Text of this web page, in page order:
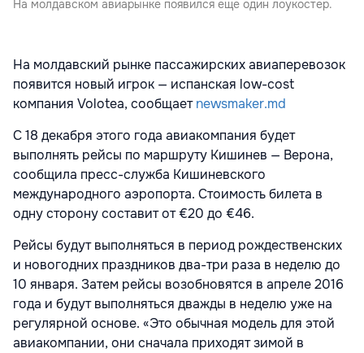
На молдавском авиарынке появился еще один лоукостер.
На молдавский рынке пассажирских авиаперевозок
появится новый игрок — испанская low-cost
компания Volotea, сообщаетnewsmaker.md
C 18 декабря этого года авиакомпания будет
выполнять рейсы по маршруту Кишинев — Верона,
сообщила пресс-служба Кишиневского
международного аэропорта. Стоимость билета в
одну сторону составит от €20 до €46.
Рейсы будут выполняться в период рождественских
и новогодних праздников два-три раза в неделю до
10 января. Затем рейсы возобновятся в апреле 2016
года и будут выполняться дважды в неделю уже на
регулярной основе. «Это обычная модель для этой
авиакомпании, они сначала приходят зимой в